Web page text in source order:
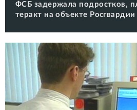
ФСБ задержала подростков,
теракт на объекте Росгвардии